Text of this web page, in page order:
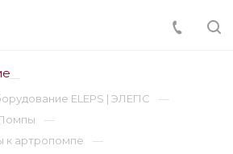
ELEPS | ЭЛЕПС
к артропомпе